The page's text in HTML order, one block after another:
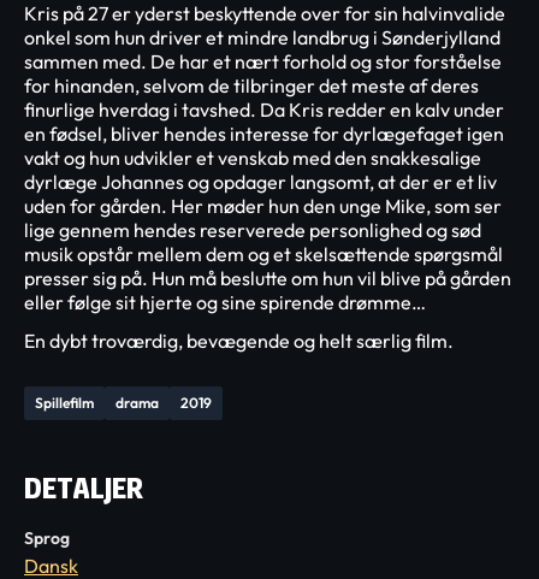
Spillefilm drama 2019
Kris på 27 er yderst beskyttende over for sin halvinvalide
onkel som hun driver et mindre landbrug i Sønderjylland
sammen med. De har et nært forhold og stor forståelse
for hinanden, selvom de tilbringer det meste af deres
finurlige hverdag i tavshed. Da Kris redder en kalv under
en fødsel, bliver hendes interesse for dyrlægefaget igen
vakt og hun udvikler et venskab med den snakkesalige
dyrlæge Johannes og opdager langsomt, at der er et liv
uden for gården. Her møder hun den unge Mike, som ser
lige gennem hendes reserverede personlighed og sød
musik opstår mellem dem og et skelsættende spørgsmål
presser sig på. Hun må beslutte om hun vil blive på gården
eller følge sit hjerte og sine spirende drømme…
En dybt troværdig, bevægende og helt særlig film.
DETALJER
Sprog
Dansk